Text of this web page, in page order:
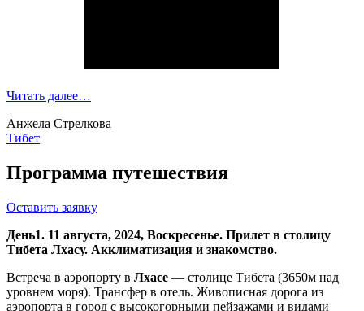
Читать далее…
Анжела Стрелкова
Тибет
Программа путешествия
Оставить заявку
День1. 11 августа, 2024, Воскресенье. Прилет в столицу
Тибета Лхасу. Акклиматизация и знакомство.
Встреча в аэропорту в Лхасе — столице Тибета (3650м над
уровнем моря). Трансфер в отель. Живописная дорога из
аэропорта в город с высокогорными пейзажами и видами